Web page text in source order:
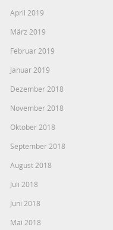
April 2019
März 2019
Februar 2019
Januar 2019
Dezember 2018
November 2018
Oktober 2018
September 2018
August 2018
Juli 2018
Juni 2018
Mai 2018